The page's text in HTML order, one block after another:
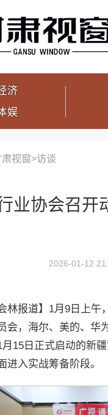
济
娱
视窗>访谈
业协会召开
2026-01-12
林报道】1月9日上午
会，海尔、美的、华
15日正式启动的新
进入实战筹备阶段。